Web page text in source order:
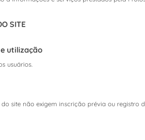
SITE
utilização
usuários.
site não exigem inscrição prévia ou registro